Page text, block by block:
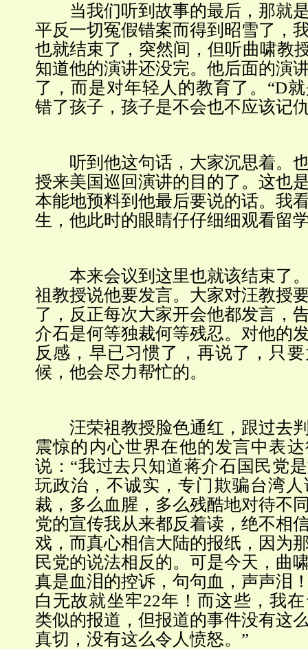
当我们听到故事的最后，那就是
平反一切冤假错案而得到昭雪了，
也就结束了，突然间，但听曲啸教
知道他的演讲还没完。他后面的演
了，而是对年轻人的教育了。“D
错了孩子，孩子是不会也不应该记
听到他这句话，大家沉思着。也
授来美国巡回演讲的目的了。这也
本能地预料到他最后要说的话。我
生，他此时的眼睛仔仔细细观看留
本来会议到这里也就该结束了。
祖教授说他要发言。大家对汪教授
了，反正每次大家开会他都发言，
介石是何等独裁何等残忍。对他的
反感，早已习惯了，再说了，只
候，他会尽力帮忙的。
汪荣祖教授脸色通红，跟过去判
震惊的内心世界在他的发言中表
说：“我过去只知道蒋介石国民党
玩政治，不诚实，专门欺骗台湾
裁，多么血腥，多么残酷地对待不
党的宣传我从来都反着读，绝不相
戏，而真心相信大陆的报纸，因为
民党的说法相反的。可是今天，曲
真是血泪的控诉，句句血，声声泪
白无故就坐牢22年！而这些，我
类似的报道，但报道的事件没有这
真切，没有这么令人愤怒。”